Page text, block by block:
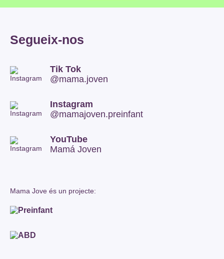
Segueix-nos
Tik Tok
@mama.joven
Instagram
@mamajoven.preinfant
YouTube
Mamá Joven
Mama Jove és un projecte: